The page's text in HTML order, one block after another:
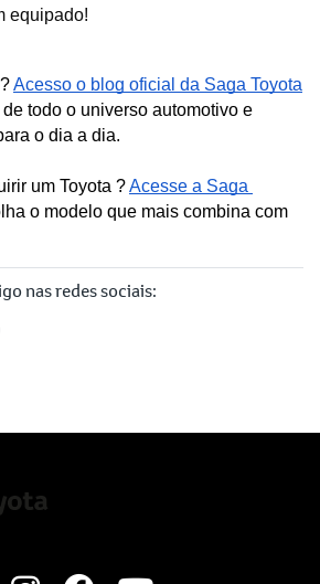
equipado!
Acesso o blog oficial da Saga Toyota
todo o universo automotivo e
o dia a dia.
um Toyota ? Acesse a Saga
o modelo que mais combina com
nas redes sociais: